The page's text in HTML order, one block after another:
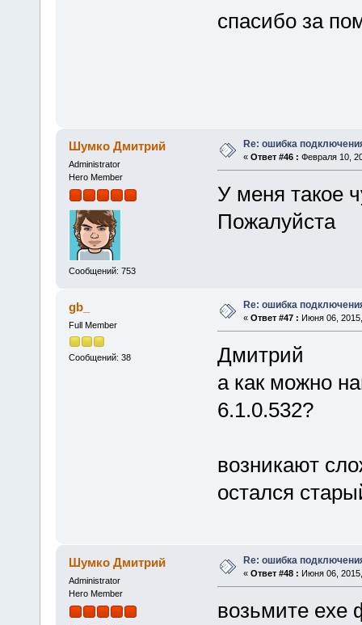
спасибо за
Шумко Дмитрий
Administrator
Hero Member
Сообщений: 753
Re: ошибка
« Ответ #46 : Февраля 10,
У меня такое
Пожалуйста
gb_
Full Member
Сообщений: 38
Re: ошибка
« Ответ #47 : Июня 06,
Дмитрий
а как можно
6.1.0.532?
возникают
остался
Шумко Дмитрий
Administrator
Hero Member
Re: ошибка
« Ответ #48 : Июня 06,
возьмите exe